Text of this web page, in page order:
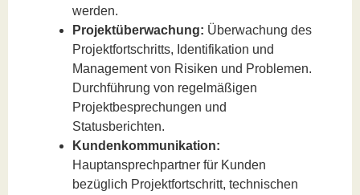
werden.
Projektüberwachung: Überwachung des
Projektfortschritts, Identifikation und
Management von Risiken und Problemen.
Durchführung von regelmäßigen
Projektbesprechungen und
Statusberichten.
Kundenkommunikation:
Hauptansprechpartner für Kunden
bezüglich Projektfortschritt, technischen